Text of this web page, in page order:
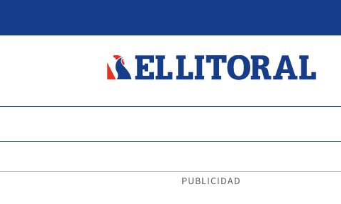
PUBLICIDAD